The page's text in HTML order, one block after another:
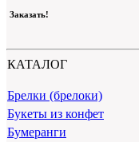
Заказать!
КАТАЛОГ
Брелки (брелоки)
Букеты из конфет
Бумеранги